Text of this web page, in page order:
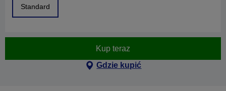
Standard
Kup teraz
Gdzie kupić